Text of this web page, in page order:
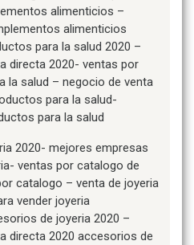
alimenticios –
alimenticios
para la salud 2020 –
directa 2020- ventas por
la salud – negocio de venta
para la salud-
para la salud
2020- mejores empresas
ventas por catalogo de
catalogo – venta de joyeria
vender joyeria
de joyeria 2020 –
directa 2020 accesorios de